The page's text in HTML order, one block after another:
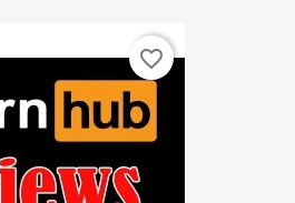
favorite_border